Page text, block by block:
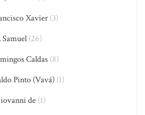
Xavier(3)
(26)
Caldas (8)
Pinto (Vavá) (1)
de (1)